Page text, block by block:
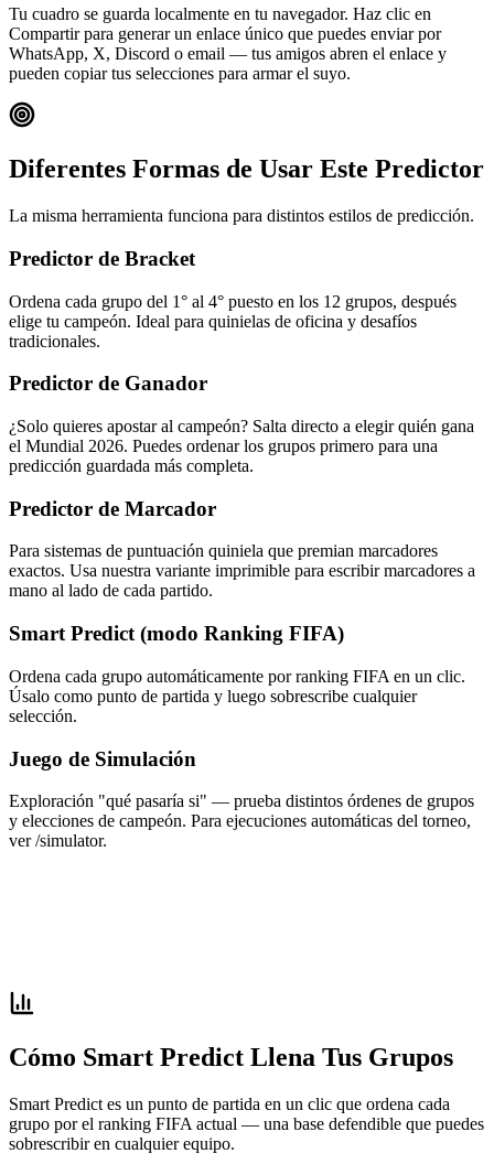
Tu cuadro se guarda localmente en tu navegador. Haz clic en
Compartir para generar un enlace único que puedes enviar por
WhatsApp, X, Discord o email — tus amigos abren el enlace y
pueden copiar tus selecciones para armar el suyo.
Diferentes Formas de Usar Este Predictor
La misma herramienta funciona para distintos estilos de predicción.
Predictor de Bracket
Ordena cada grupo del 1° al 4° puesto en los 12 grupos, después
elige tu campeón. Ideal para quinielas de oficina y desafíos
tradicionales.
Predictor de Ganador
¿Solo quieres apostar al campeón? Salta directo a elegir quién gana
el Mundial 2026. Puedes ordenar los grupos primero para una
predicción guardada más completa.
Predictor de Marcador
Para sistemas de puntuación quiniela que premian marcadores
exactos. Usa nuestra variante imprimible para escribir marcadores a
mano al lado de cada partido.
Smart Predict (modo Ranking FIFA)
Ordena cada grupo automáticamente por ranking FIFA en un clic.
Úsalo como punto de partida y luego sobrescribe cualquier
selección.
Juego de Simulación
Exploración "qué pasaría si" — prueba distintos órdenes de grupos
y elecciones de campeón. Para ejecuciones automáticas del torneo,
ver /simulator.
Cómo Smart Predict Llena Tus Grupos
Smart Predict es un punto de partida en un clic que ordena cada
grupo por el ranking FIFA actual — una base defendible que puedes
sobrescribir en cualquier equipo.